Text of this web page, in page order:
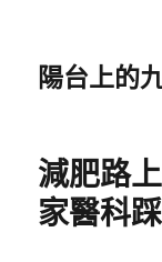
陽台上的
減肥路
家醫科